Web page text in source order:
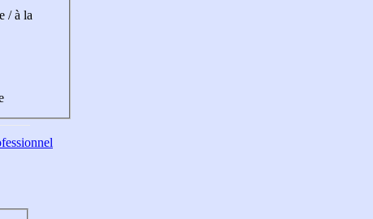
/ à la